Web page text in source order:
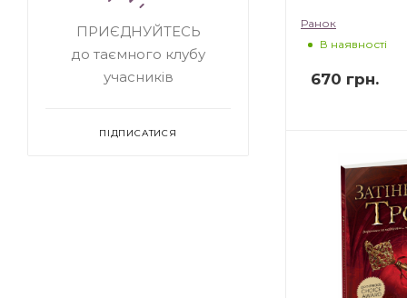
Ранок
В наявності
670 грн.
ПРИЄДНУЙТЕСЬ
до таємного клубу
учасників
ПІДПИСАТИСЯ